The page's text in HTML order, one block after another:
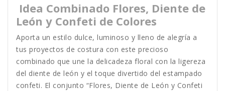
Idea Combinado Flores, Diente de
León y Confeti de Colores
Aporta un estilo dulce, luminoso y lleno de alegría a
tus proyectos de costura con este precioso
combinado que une la delicadeza floral con la ligereza
del diente de león y el toque divertido del estampado
confeti. El conjunto “Flores, Diente de León y Confeti